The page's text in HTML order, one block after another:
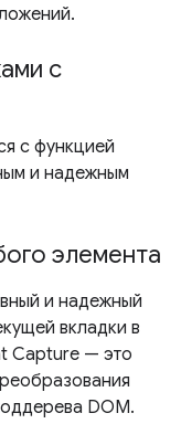
с
с функцией
и надежным
элемента
и надежный
вкладки в
Capture — это
DOM.